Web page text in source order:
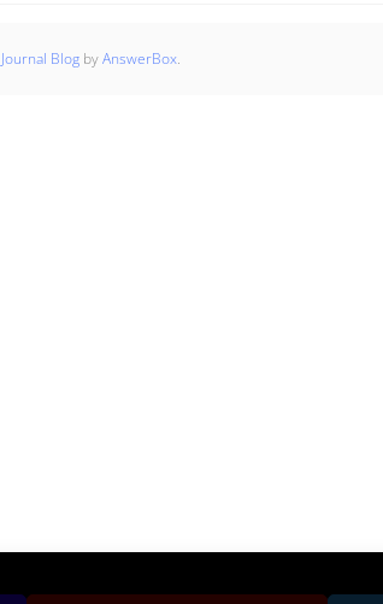
Journal Blog byAnswerBox.